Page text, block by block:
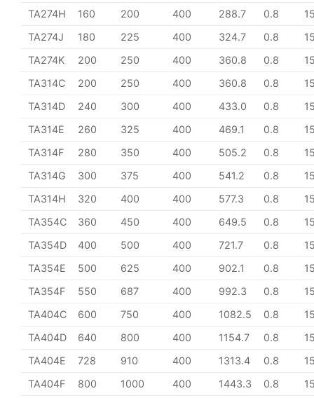
TA274H
160 200 400 288.7 0.8
TA274J
180 225 400 324.7 0.8
TA274K
200 250 400 360.8 0.8
TA314C
200 250 400 360.8 0.8
TA314D
240 300 400 433.0 0.8
TA314E
260 325 400 469.1 0.8
TA314F
280 350 400 505.2 0.8
TA314G
300 375 400 541.2 0.8
TA314H
320 400 400 577.3 0.8
TA354C
360 450 400 649.5 0.8
TA354D
400 500 400 721.7 0.8
TA354E
500 625 400 902.1 0.8
TA354F
550 687 400 992.3 0.8
TA404C
600 750 400 1082.5 0.8
TA404D
640 800 400 1154.7 0.8
TA404E
728 910 400 1313.4 0.8
TA404F
800 1000 400 1443.3 0.8